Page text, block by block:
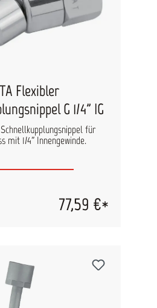
Flexibler
G 1/4" IG
für
mit 1/4" Innengewinde.
77,59 €*